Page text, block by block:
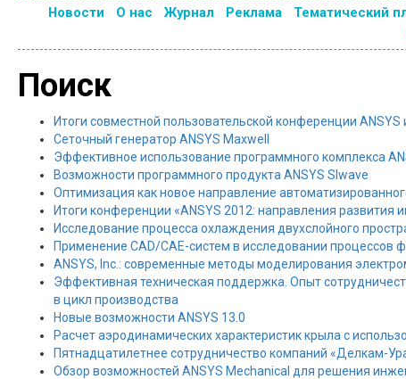
Новости О нас Журнал Реклама Тематический
Поиск
Итоги совместной пользовательской конференции
Сеточный генератор ANSYS Maxwell
Эффективное использование программного комплекса
Возможности программного продукта ANSYS Slwave
Оптимизация как новое направление
Итоги конференции «ANSYS 2012: направления развития
Исследование процесса охлаждения двухслойного
Применение CAD/CAE-систем в исследовании процессов
ANSYS, Inc.: современные методы моделирования
Эффективная техническая поддержка. Опыт
в цикл производства
Новые возможности ANSYS 13.0
Расчет аэродинамических характеристик крыла с
Пятнадцатилетнее сотрудничество компаний «Делкам-
Обзор возможностей ANSYS Mechanical для решения